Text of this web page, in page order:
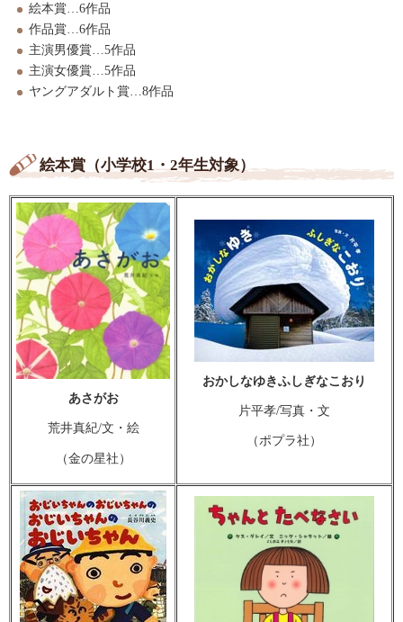
絵本賞…6作品
作品賞…6作品
主演男優賞…5作品
主演女優賞…5作品
ヤングアダルト賞…8作品
絵本賞（小学校1・2年生対象）
あさがお
荒井真紀/文・絵
（金の星社）
おかしなゆきふしぎなこおり
片平孝/写真・文
（ポプラ社）